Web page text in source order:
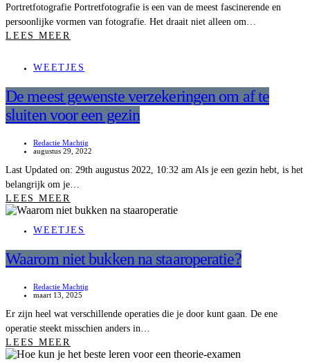
Portretfotografie Portretfotografie is een van de meest fascinerende en
persoonlijke vormen van fotografie. Het draait niet alleen om…
LEES MEER
WEETJES
De meest gewenste verzekeringen om af te
sluiten voor een gezin
Redactie Machtig
augustus 29, 2022
Last Updated on: 29th augustus 2022, 10:32 am Als je een gezin hebt, is het
belangrijk om je…
LEES MEER
WEETJES
Waarom niet bukken na staaroperatie?
Redactie Machtig
maart 13, 2025
Er zijn heel wat verschillende operaties die je door kunt gaan. De ene
operatie steekt misschien anders in…
LEES MEER